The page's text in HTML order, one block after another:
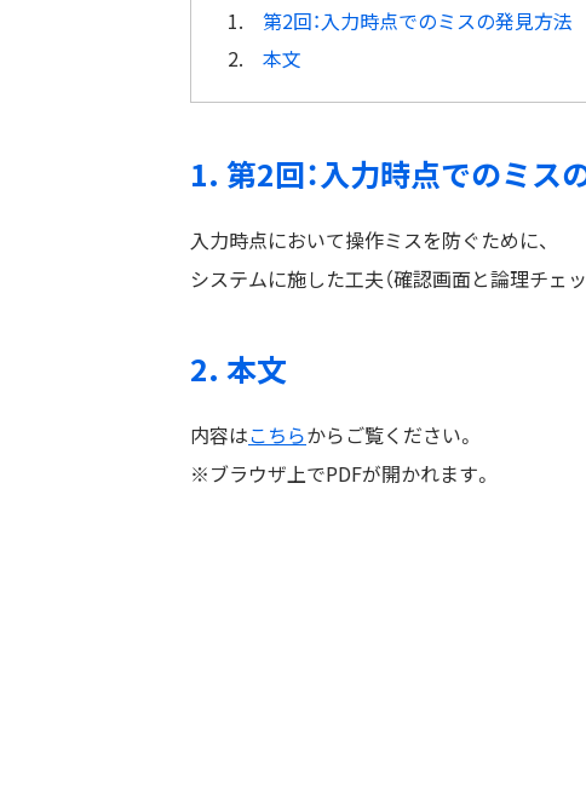
1. 第2回：入力時点でのミスの発見方法
2. 本文
1. 第2回：入力時点でのミス
入力時点において操作ミスを防ぐために、
システムに施した工夫（確認画面と論理チェ
2. 本文
内容はこちらからご覧ください。
※ブラウザ上でPDFが開かれます。